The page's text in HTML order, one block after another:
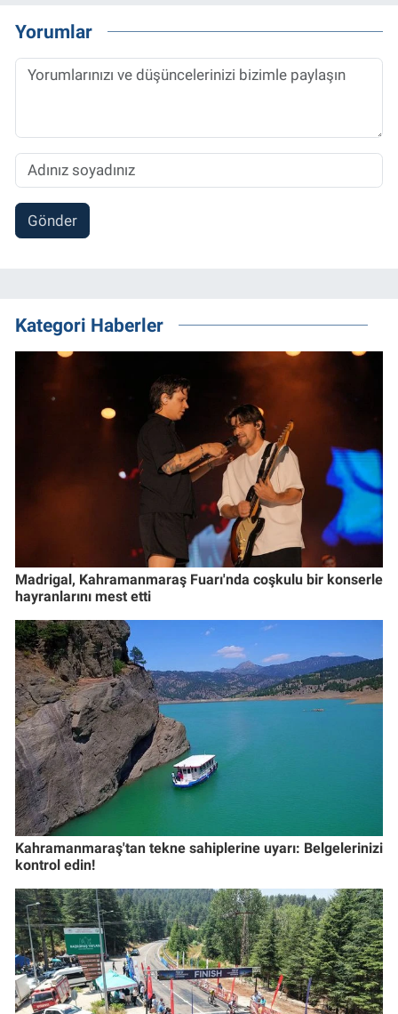
Yorumlar
Gönder
Kategori Haberler
Madrigal, Kahramanmaraş Fuarı'nda coşkulu bir konserle
hayranlarını mest etti
Kahramanmaraş'tan tekne sahiplerine uyarı: Belgelerinizi
kontrol edin!